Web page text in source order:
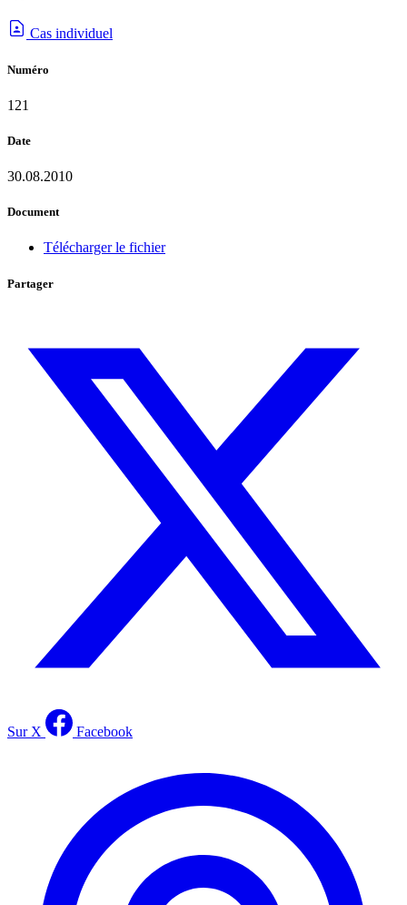
Cas individuel
Numéro
121
Date
30.08.2010
Document
Télécharger le fichier
Partager
Sur X Facebook